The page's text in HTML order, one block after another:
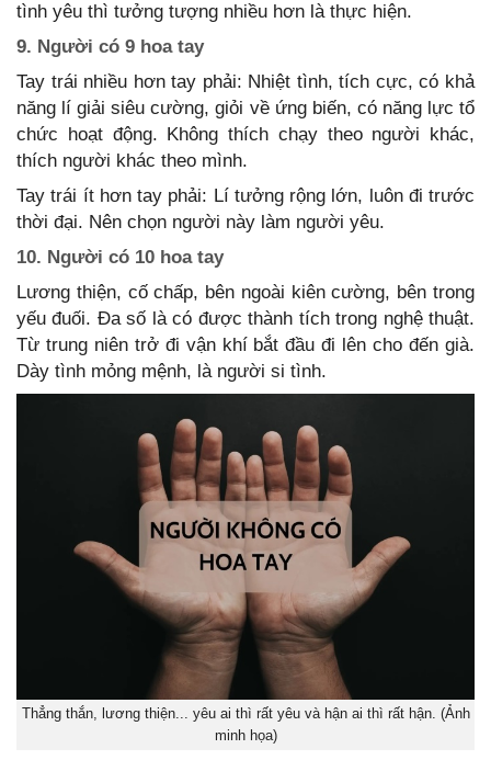
tình yêu thì tưởng tượng nhiều hơn là thực hiện.
9. Người có 9 hoa tay
Tay trái nhiều hơn tay phải: Nhiệt tình, tích cực, có khả
năng lí giải siêu cường, giỏi về ứng biến, có năng lực tổ
chức hoạt động. Không thích chạy theo người khác,
thích người khác theo mình.
Tay trái ít hơn tay phải: Lí tưởng rộng lớn, luôn đi trước
thời đại. Nên chọn người này làm người yêu.
10. Người có 10 hoa tay
Lương thiện, cố chấp, bên ngoài kiên cường, bên trong
yếu đuối. Đa số là có được thành tích trong nghệ thuật.
Từ trung niên trở đi vận khí bắt đầu đi lên cho đến già.
Dày tình mỏng mệnh, là người si tình.
Thẳng thắn, lương thiện... yêu ai thì rất yêu và hận ai thì rất hận. (Ảnh
minh họa)